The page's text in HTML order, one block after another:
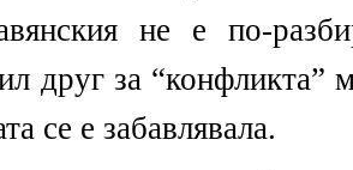
не е по-
друг за “конфликта”
се е забавлявала.